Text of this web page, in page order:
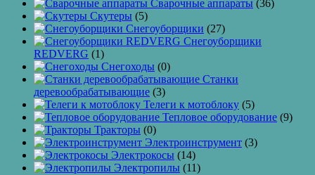
Сварочные аппараты (36)
Скутеры (5)
Снегоуборщики (27)
Снегоуборщики
REDVERG (1)
Снегоходы (0)
Станки
деревообрабатывающие (3)
Телеги к мотоблоку (5)
Тепловое оборудование (9)
Тракторы (0)
Электроинструмент (3)
Электрокосы (14)
Электропилы (11)